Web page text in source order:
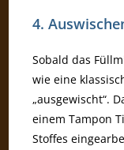
4.
Sobald das
wie eine
„ausgewischt“.
einem Tampon
Stoffes